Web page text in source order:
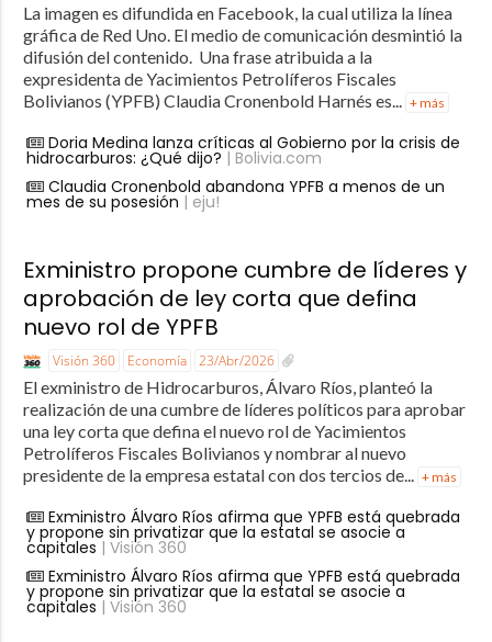
La imagen es difundida en Facebook, la cual utiliza la línea
gráfica de Red Uno. El medio de comunicación desmintió la
difusión del contenido. Una frase atribuida a la
expresidenta de Yacimientos Petrolíferos Fiscales
Bolivianos (YPFB) Claudia Cronenbold Harnés es... + más
Doria Medina lanza críticas al Gobierno por la crisis de
hidrocarburos: ¿Qué dijo? | Bolivia.com
Claudia Cronenbold abandona YPFB a menos de un
mes de su posesión | eju!
Exministro propone cumbre de líderes y
aprobación de ley corta que defina
nuevo rol de YPFB
Visión 360 Economía 23/Abr/2026
El exministro de Hidrocarburos, Álvaro Ríos, planteó la
realización de una cumbre de líderes políticos para aprobar
una ley corta que defina el nuevo rol de Yacimientos
Petrolíferos Fiscales Bolivianos y nombrar al nuevo
presidente de la empresa estatal con dos tercios de...
+ más
Exministro Álvaro Ríos afirma que YPFB está quebrada
y propone sin privatizar que la estatal se asocie a
capitales | Visión 360
Exministro Álvaro Ríos afirma que YPFB está quebrada
y propone sin privatizar que la estatal se asocie a
capitales | Visión 360